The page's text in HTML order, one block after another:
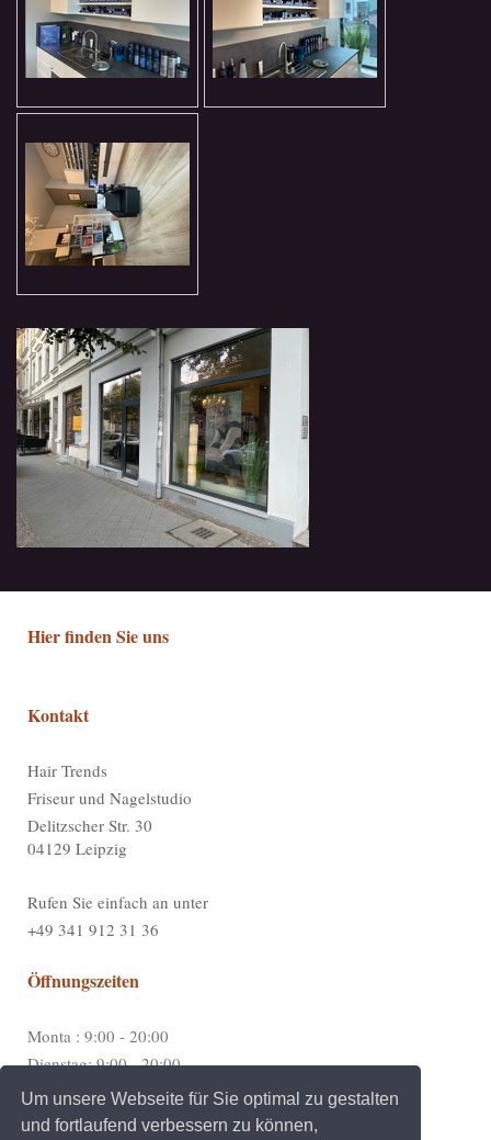
Um unsere Webseite für Sie optimal zu gestalten
und fortlaufend verbessern zu können,
Hier finden Sie uns
Kontakt
Hair Trends
Friseur und Nagelstudio
Delitzscher Str. 30
04129 Leipzig
Rufen Sie einfach an unter
+49 341 912 31 36
Öffnungszeiten
Monta : 9:00 - 20:00
Dienstag: 9:00 - 20:00
Mittwoch: Geschlossen
Donnerstag: 9:00 - 20:00